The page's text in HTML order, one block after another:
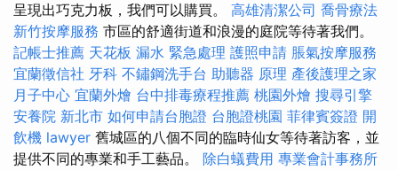
呈現出巧克力板，我們可以購買。 高雄清潔公司 喬骨療法
新竹按摩服務 市區的舒適街道和浪漫的庭院等待著我們。
記帳士推薦 天花板 漏水 緊急處理 護照申請 脹氣按摩服務
宜蘭徵信社 牙科 不鏽鋼洗手台 助聽器 原理 產後護理之家
月子中心 宜蘭外燴 台中排毒療程推薦 桃園外燴 搜尋引擎
安養院 新北市 如何申請台胞證 台胞證桃園 菲律賓簽證 開
飲機 lawyer 舊城區的八個不同的臨時仙女等待著訪客，並
提供不同的專業和手工藝品。 除白蟻費用 專業會計事務所